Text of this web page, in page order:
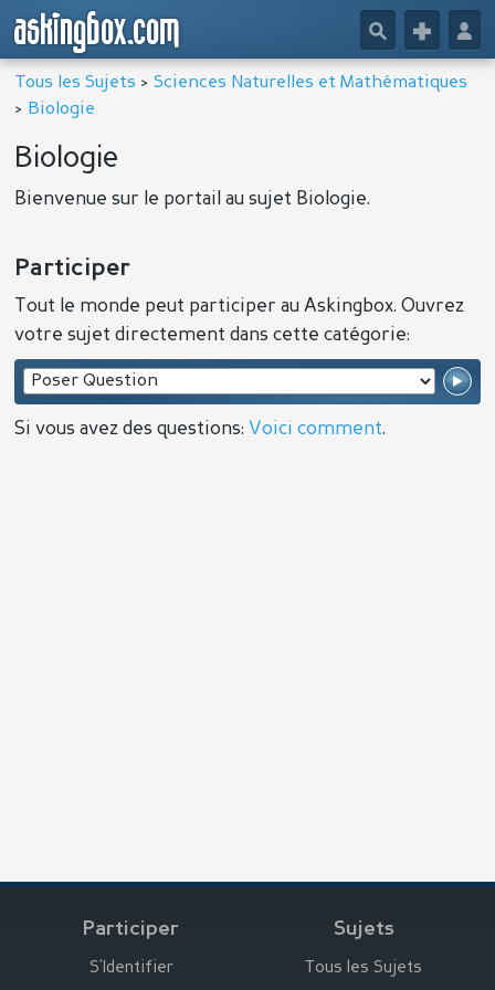
askingbox.com 👤
+
🔎
Tous les Sujets >Sciences Naturelles et Mathématiques
> Biologie
Biologie
Bienvenue sur le portail au sujet Biologie.
Participer
Tout le monde peut participer au Askingbox. Ouvrez
votre sujet directement dans cette catégorie:
Si vous avez des questions: Voici comment.
Participer
S’Identifier
Sujets
Tous les Sujets